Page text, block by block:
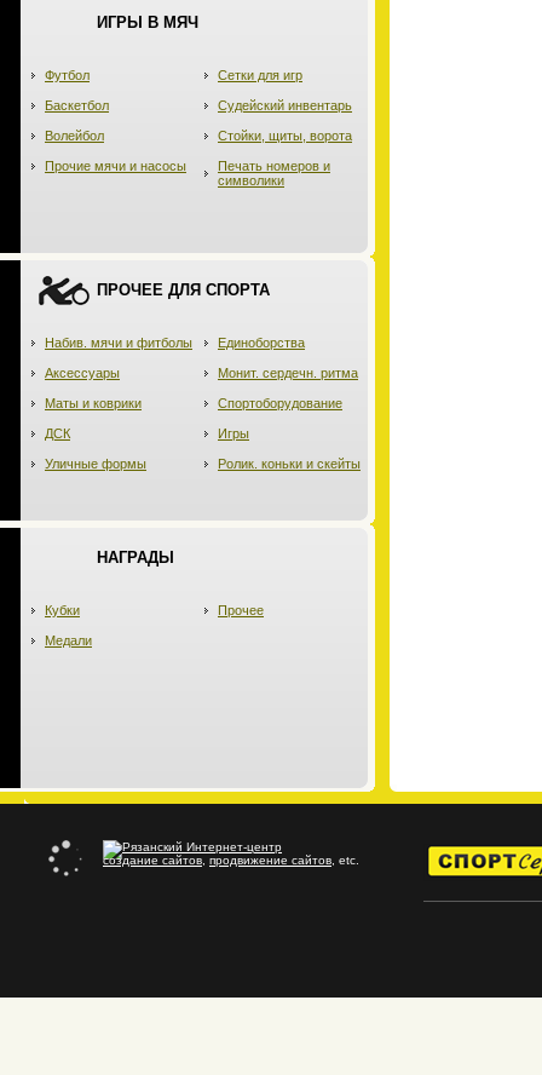
ИГРЫ В МЯЧ
Футбол
Баскетбол
Волейбол
Прочие мячи и насосы
Сетки для игр
Судейский инвентарь
Стойки, щиты, ворота
Печать номеров и
символики
ПРОЧЕЕ ДЛЯ СПОРТА
Набив. мячи и фитболы
Аксессуары
Маты и коврики
ДСК
Уличные формы
Единоборства
Монит. сердечн. ритма
Спортоборудование
Игры
Ролик. коньки и скейты
НАГРАДЫ
Кубки
Медали
Прочее
создание сайтов продвижение сайтов , etc.